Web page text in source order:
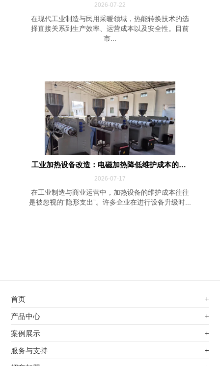
2026-07-22
在现代工业制造与民用采暖领域，热能转换技术的选
择直接关系到生产效率、运营成本以及安全性。目前
市...
工业加热设备改造：电磁加热降低维护成本的四...
2026-07-17
在工业制造与商业运营中，加热设备的维护成本往往
是被忽视的“隐形支出”。许多企业在进行设备升级时...
首页 +
不锈钢专用电磁加热器
电磁蒸汽发生器
产品中心 +
不锈钢专用电磁加热器
电磁蒸汽发生器
案例展示 +
最新案例
服务与支持 +